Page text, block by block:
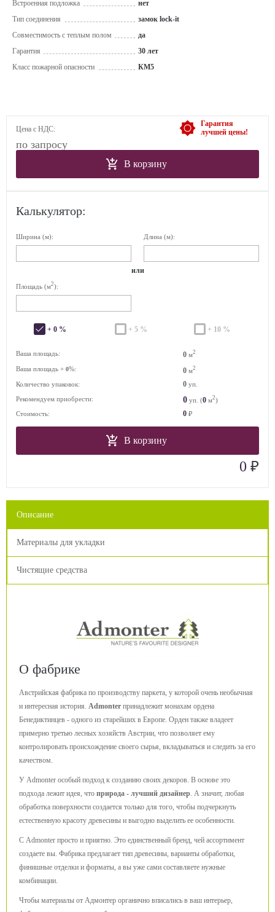
Встроенная подложка
нет
Тип соединения
замок lock-it
Совместимость с теплым полом
да
Гарантия
30 лет
Класс пожарной опасности
КМ5
Гарантия
лучшей цены!
Цена с НДС:
по запросу
В корзину
Калькулятор:
Ширина (м): Длина (м):
или
Площадь (м2):
+ 0 % + 5 % + 10 %
Ваша площадь: 0 м2
Ваша площадь + 0%: 0 м2
Количество упаковок: 0 уп.
Рекомендуем приобрести:
0 уп. (0 м2)
Стоимость:
0 ₽
В корзину
0 ₽
Описание
Материалы для укладки
Чистящие средства
О фабрике
Австрийская фабрика по производству паркета, у которой очень необычная
и интересная история. Admonter принадлежит монахам ордена
Бенедиктинцев - одного из старейших в Европе. Орден также владеет
примерно третью лесных хозяйств Австрии, что позволяет ему
контролировать происхождение своего сырья, вкладываться и следить за его
качеством.
У Admonter особый подход к созданию своих декоров. В основе это
подхода лежит идея, что природа - лучший дизайнер. А значит, любая
обработка поверхности создается только для того, чтобы подчеркнуть
естественную красоту древесины и выгодно выделить ее особенности.
С Admonter просто и приятно. Это единственный бренд, чей ассортимент
создаете вы. Фабрика предлагает тип древесины, варианты обработки,
финишные отделки и форматы, а вы уже сами составляете нужные
комбинации.
Чтобы материалы от Адмонтер органично вписались в ваш интерьер,